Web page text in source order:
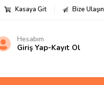
Kasaya Git Bize Ulaşın
Hesabım
Giriş Yap-Kayıt Ol